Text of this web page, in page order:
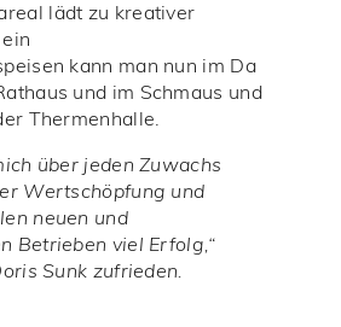
lädt zu kreativer
kann man nun im Da
und im Schmaus und
Thermenhalle.
über jeden Zuwachs
Wertschöpfung und
neuen und
Betrieben viel Erfolg,“
Sunk zufrieden.